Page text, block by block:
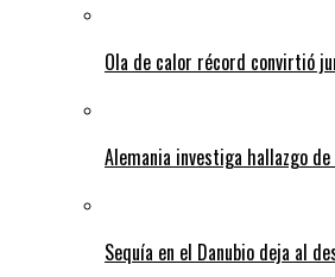
Ola de calor récord convirtió
Alemania investiga hallazgo
Sequía en el Danubio deja al